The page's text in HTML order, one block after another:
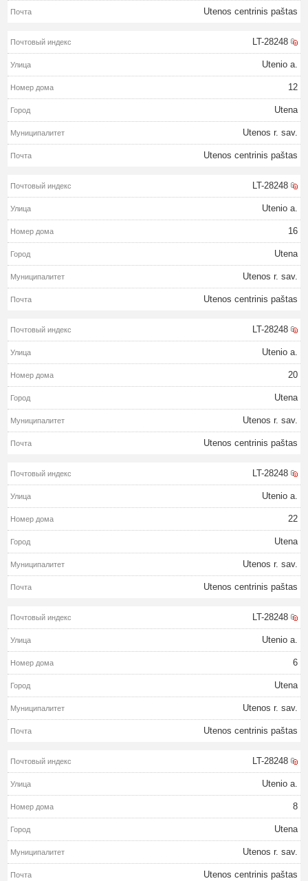
Utenos centrinis paštas
LT-28248
Utenio a.
12
Utena
Utenos r. sav.
Utenos centrinis paštas
LT-28248
Utenio a.
16
Utena
Utenos r. sav.
Utenos centrinis paštas
LT-28248
Utenio a.
20
Utena
Utenos r. sav.
Utenos centrinis paštas
LT-28248
Utenio a.
22
Utena
Utenos r. sav.
Utenos centrinis paštas
LT-28248
Utenio a.
6
Utena
Utenos r. sav.
Utenos centrinis paštas
LT-28248
Utenio a.
8
Utena
Utenos r. sav.
Utenos centrinis paštas